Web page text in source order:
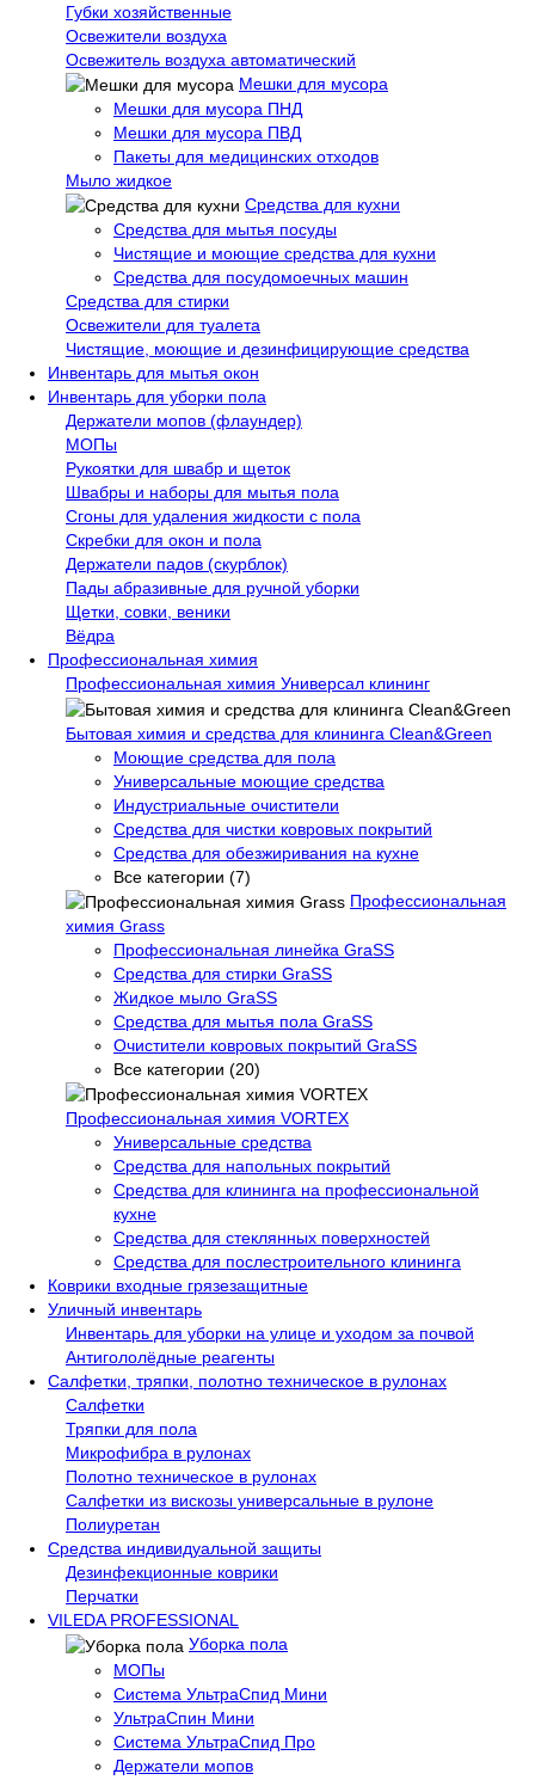
Губки хозяйственные
Освежители воздуха
Освежитель воздуха автоматический
Мешки для мусора
Мешки для мусора ПНД
Мешки для мусора ПВД
Пакеты для медицинских отходов
Мыло жидкое
Средства для кухни
Средства для мытья посуды
Чистящие и моющие средства для кухни
Средства для посудомоечных машин
Средства для стирки
Освежители для туалета
Чистящие, моющие и дезинфицирующие средства
Инвентарь для мытья окон
Инвентарь для уборки пола
Держатели мопов (флаундер)
МОПы
Рукоятки для швабр и щеток
Швабры и наборы для мытья пола
Сгоны для удаления жидкости с пола
Скребки для окон и пола
Держатели падов (скурблок)
Пады абразивные для ручной уборки
Щетки, совки, веники
Вёдра
Профессиональная химия
Профессиональная химия Универсал клининг
Бытовая химия и средства для клининга Clean&Green
Моющие средства для пола
Универсальные моющие средства
Индустриальные очистители
Средства для чистки ковровых покрытий
Средства для обезжиривания на кухне
Все категории (7)
Профессиональная
химия Grass
Профессиональная линейка GraSS
Средства для стирки GraSS
Жидкое мыло GraSS
Средства для мытья пола GraSS
Очистители ковровых покрытий GraSS
Все категории (20)
Профессиональная химия VORTEX
Универсальные средства
Средства для напольных покрытий
Средства для клининга на профессиональной
кухне
Средства для стеклянных поверхностей
Средства для послестроительного клининга
Коврики входные грязезащитные
Уличный инвентарь
Инвентарь для уборки на улице и уходом за почвой
Антигололёдные реагенты
Салфетки, тряпки, полотно техническое в рулонах
Салфетки
Тряпки для пола
Микрофибра в рулонах
Полотно техническое в рулонах
Салфетки из вискозы универсальные в рулоне
Полиуретан
Средства индивидуальной защиты
Дезинфекционные коврики
Перчатки
VILEDA PROFESSIONAL
Уборка пола
МОПы
Система УльтраСпид Мини
УльтраСпин Мини
Система УльтраСпид Про
Держатели мопов